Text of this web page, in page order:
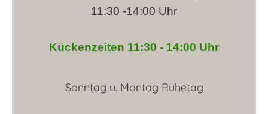
11:30 -14:00 Uhr
Kückenzeiten 11:30 - 14:00 Uhr
Sonntag u. Montag Ruhetag